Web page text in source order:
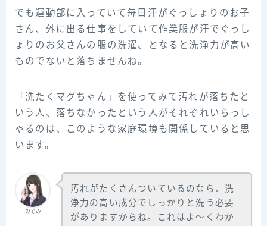
でも運動部に入っていて毎日汗がぐっしょりのお子
さん、外に出る仕事をしていて作業服が汗でぐっし
ょりのお父さんの服の洗濯、となると洗浄力が高い
ものでないと落ちませんね。
「洗たくマグちゃん」を使ってみて汚れが落ちたと
いう人、落ちなかったという人がそれぞれいらっし
ゃるのは、このような家庭環境も関係していると思
います。
のぞみ
汚れがたくさんついているのなら、洗
浄力の高い成分でしっかりと洗う必要
がありますからね。これはよ～くわか